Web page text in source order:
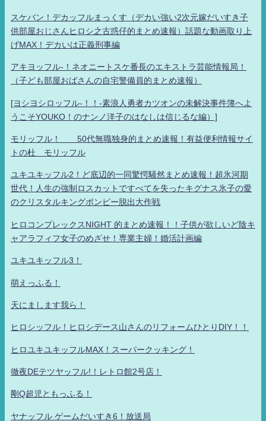
スケバン！デカッフルまっくす（デカい強い2次元嫁だいすき子
供部屋おじさんヒロシ之古惑仔的まとめ速報）話題な動画取り上
げMAX！デカいは正義刑事編
アキヨッフル-！ネオニートスケ番長のエキストラ芸能情報局！
（子ども部屋おばさんの自宅警備員的まとめ速報）
[ヨシヨシロッフル-！！-素浪人勇者カツオンの未解決事件簿へよ
うこそYOUKO！のナンノ洋子のはなしは信じるな編）]
モリッフル！ 50代無職独身的まとめ速報！有益便利情報サイ
トの杜 モリッフル
ユキユキッフル2！ど底辺的一同驚愕騒然まとめ速報！超氷河期
世代！人生の強制ロスカットですべてを失ったキグナス氷子の愛
のクリスタルキングボンビー脱出大作戦
ヒロコンプレックスNIGHT 的まとめ速報！！子供が欲しいど陰キ
ャアラフィフ女子のめざせ！専業主婦！婚活計画編
ユキユキッフル3！
萌えっふる！
天にまします我ら！
ヒロシッフル！ヒロシデース山さんのリフォームひとりDIY！！
ヒロユキユキッフルMAX！スーパークッキング！
徹夜DEテツヤッフル!！レトロ館2号店！
剛Q超児ともっふる！
ヤナッフル ゲームだいすき6！放送局